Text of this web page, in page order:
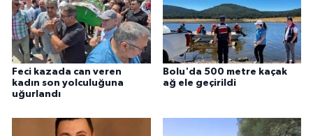
Feci kazada can veren
kadın son yolculuğuna
uğurlandı
Bolu'da 500 metre kaçak
ağ ele geçirildi